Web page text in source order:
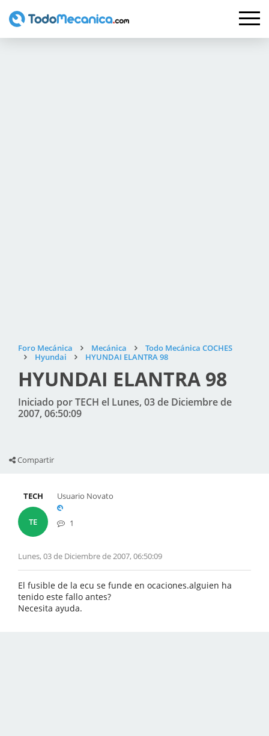
Foro Mecánica Mecánica
Todo Mecánica COCHES
Hyundai
HYUNDAI ELANTRA 98
HYUNDAI ELANTRA 98
Iniciado por TECH el Lunes, 03 de Diciembre de
2007, 06:50:09
Compartir
TECH
TE
Usuario Novato
1
Lunes, 03 de Diciembre de 2007, 06:50:09
El fusible de la ecu se funde en ocaciones.alguien ha
tenido este fallo antes?
Necesita ayuda.